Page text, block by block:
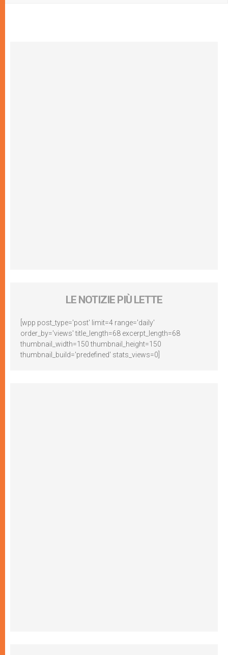
LE NOTIZIE PIÙ LETTE
[wpp post_type='post' limit=4 range='daily'
order_by='views' title_length=68 excerpt_length=68
thumbnail_width=150 thumbnail_height=150
thumbnail_build='predefined' stats_views=0]